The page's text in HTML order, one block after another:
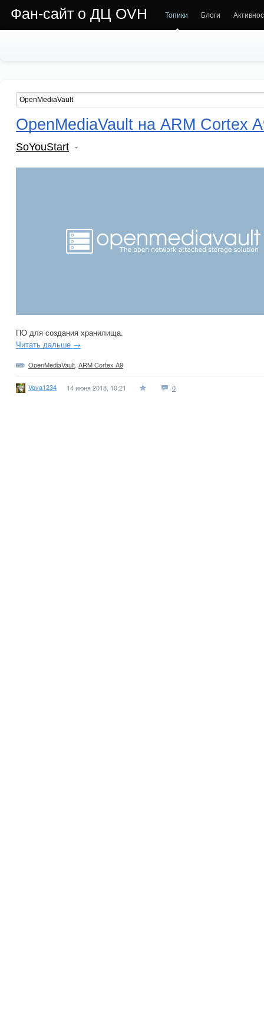
Фан-сайт о ДЦ OVH Топики Блоги
OpenMediaVault на ARM Cortex
SoYouStart
ПО для создания хранилища.
Читать дальше →
OpenMediaVault ARM Cortex A9
Vova1234 14 июня 2018, 10:21 0